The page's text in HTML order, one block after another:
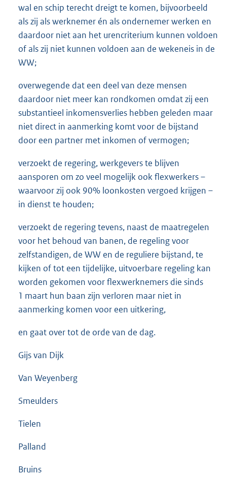
wal en schip terecht dreigt te komen, bijvoorbeeld
als zij als werknemer én als ondernemer werken en
daardoor niet aan het urencriterium kunnen voldoen
of als zij niet kunnen voldoen aan de wekeneis in de
WW;
overwegende dat een deel van deze mensen
daardoor niet meer kan rondkomen omdat zij een
substantieel inkomensverlies hebben geleden maar
niet direct in aanmerking komt voor de bijstand
door een partner met inkomen of vermogen;
verzoekt de regering, werkgevers te blijven
aansporen om zo veel mogelijk ook flexwerkers –
waarvoor zij ook 90% loonkosten vergoed krijgen –
in dienst te houden;
verzoekt de regering tevens, naast de maatregelen
voor het behoud van banen, de regeling voor
zelfstandigen, de WW en de reguliere bijstand, te
kijken of tot een tijdelijke, uitvoerbare regeling kan
worden gekomen voor flexwerknemers die sinds
1 maart hun baan zijn verloren maar niet in
aanmerking komen voor een uitkering,
en gaat over tot de orde van de dag.
Gijs van Dijk
Van Weyenberg
Smeulders
Tielen
Palland
Bruins